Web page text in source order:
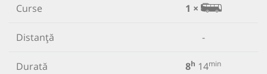
Curse 1 ×
Distanță -
Durată 8h 14min